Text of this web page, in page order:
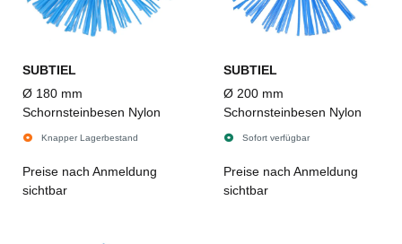
SUBTIEL
Ø 180 mm
Schornsteinbesen Nylon
Knapper Lagerbestand
Preise nach Anmeldung
sichtbar
SUBTIEL
Ø 200 mm
Schornsteinbesen Nylon
Sofort verfügbar
Preise nach Anmeldung
sichtbar